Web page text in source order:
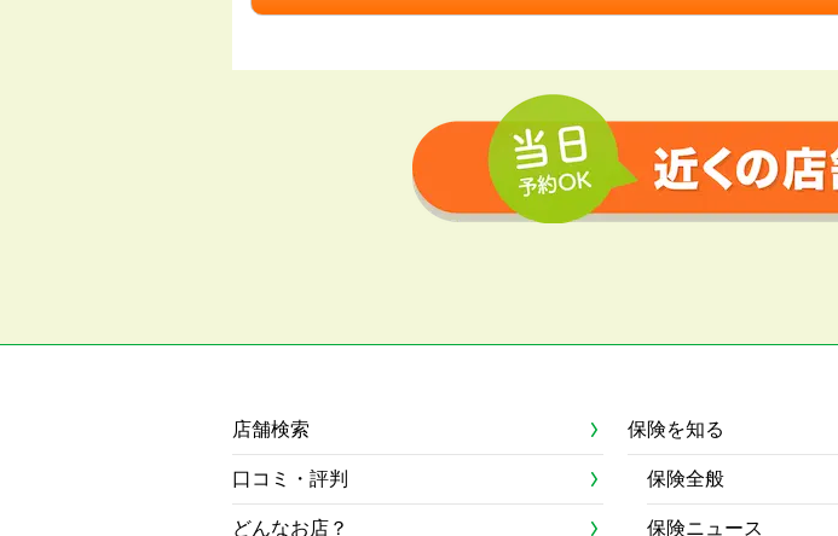
店舗検索
口コミ・評判
どんなお店？
保険を知る
保険全般
保険ニュース